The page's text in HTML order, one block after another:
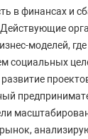
в финансах и
моделей,
социальных